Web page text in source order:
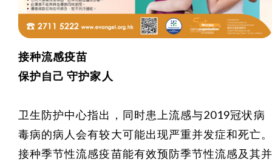
接种流感疫苗
保护自己 守护家人
卫生防护中心指出，同时患上流感与2019冠状病
毒病的病人会有较大可能出现严重并发症和死亡
接种季节性流感疫苗能有效预防季节性流感及其